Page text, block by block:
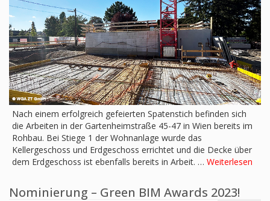
Nach einem erfolgreich gefeierten Spatenstich befinden sich
die Arbeiten in der Gartenheimstraße 45-47 in Wien bereits im
Rohbau. Bei Stiege 1 der Wohnanlage wurde das
Kellergeschoss und Erdgeschoss errichtet und die Decke über
dem Erdgeschoss ist ebenfalls bereits in Arbeit. … Weiterlesen
Nominierung – Green BIM Awards 2023!